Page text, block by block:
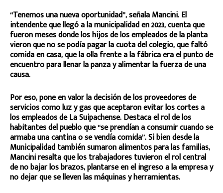
“Tenemos una nueva oportunidad”, señala Mancini. El
intendente que llegó a la municipalidad en 2023, cuenta que
fueron meses donde los hijos de los empleados de la planta
vieron que no se podía pagar la cuota del colegio, que faltó
comida en casa, que la olla frente a la fábrica era el punto de
encuentro para llenar la panza y alimentar la fuerza de una
causa.
Por eso, pone en valor la decisión de los proveedores de
servicios como luz y gas que aceptaron evitar los cortes a
los empleados de La Suipachense. Destaca el rol de los
habitantes del pueblo que “se prendían a consumir cuando se
armaba una cantina o se vendía comida”. Si bien desde la
Municipalidad también sumaron alimentos para las familias,
Mancini resalta que los trabajadores tuvieron el rol central
de no bajar los brazos, plantarse en el ingreso a la empresa y
no dejar que se lleven las máquinas y herramientas.